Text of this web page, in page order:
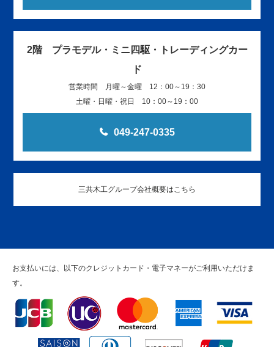
2階 プラモデル・ミニ四駆・トレーディングカー
ド
営業時間 月曜～金曜 12：00～19：30
土曜・日曜・祝日 10：00～19：00
049-247-0335
三共木工グループ会社概要はこちら
お支払いには、以下のクレジットカード・電子マネーがご利用いただけま
す。